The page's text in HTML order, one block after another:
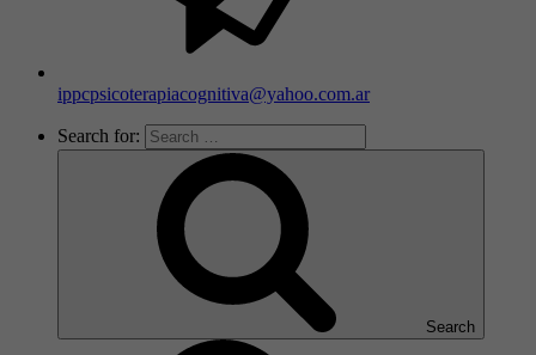
ippcpsicoterapiacognitiva@yahoo.com.ar
Search for:
Search